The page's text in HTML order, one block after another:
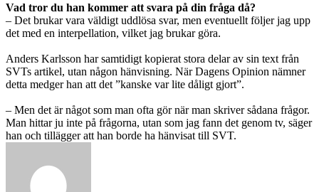
Vad tror du han kommer att svara på din fråga då?
– Det brukar vara väldigt uddlösa svar, men eventuellt följer jag upp
det med en interpellation, vilket jag brukar göra.
Anders Karlsson har samtidigt kopierat stora delar av sin text från
SVTs artikel, utan någon hänvisning. När Dagens Opinion nämner
detta medger han att det ”kanske var lite dåligt gjort”.
– Men det är något som man ofta gör när man skriver sådana frågor.
Man hittar ju inte på frågorna, utan som jag fann det genom tv, säger
han och tillägger att han borde ha hänvisat till SVT.